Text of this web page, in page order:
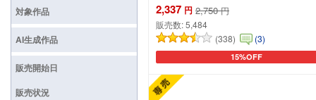
2,337 円 2,750 円
販売数:5,484
(338)
(3)
15%OFF
カートに追加
対象作品
AI生成作品
販売開始日
販売状況